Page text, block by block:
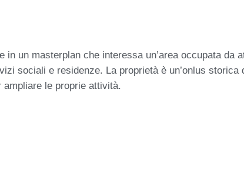
in un masterplan che interessa un’area occupata
sociali e residenze. La proprietà è un’onlus
ampliare le proprie attività.